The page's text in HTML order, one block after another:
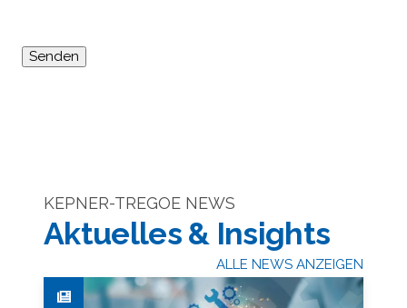
KEPNER-TREGOE NEWS
Aktuelles & Insights
ALLE NEWS ANZEIGEN